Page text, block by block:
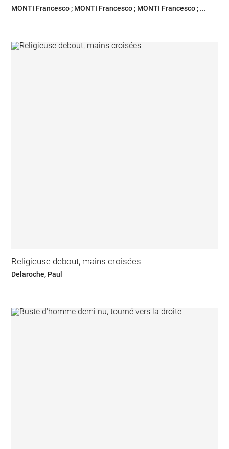
MONTI Francesco ; MONTI Francesco ; MONTI Francesco ; ...
Religieuse debout, mains croisées
Delaroche, Paul